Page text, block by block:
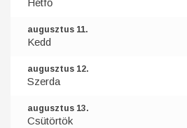
Hétfő
augusztus 11.
Kedd
augusztus 12.
Szerda
augusztus 13.
Csütörtök